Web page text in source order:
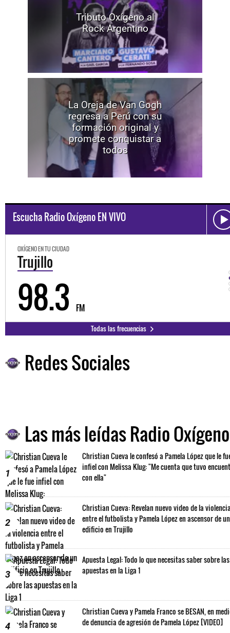
Tributo Oxígeno al
Rock Argentino
La Oreja de Van Gogh
regresa a Perú con su
formación original y
promete conquistar a
todos
Escucha Radio Oxígeno EN VIVO
OXÍGENO EN TU CIUDAD
Trujillo
98.3 FM
Todas las frecuencias
Redes Sociales
Las más leídas Radio Oxígeno
1
Christian Cueva le confesó a Pamela López que le
infiel con Melissa Klug: "Me cuenta que tuvo
con ella"
2
Christian Cueva: Revelan nuevo video de la
entre el futbolista y Pamela López en ascensor de un
edificio en Trujillo
3
Apuesta Legal: Todo lo que necesitas saber sobre las
apuestas en la Liga 1
4
Christian Cueva y Pamela Franco se BESAN, en
de denuncia de agresión de Pamela López [VIDEO]